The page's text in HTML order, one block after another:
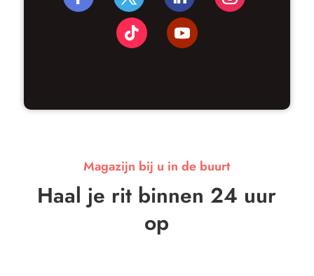
Magazijn bij u in de buurt
Haal je rit binnen 24 uur
op